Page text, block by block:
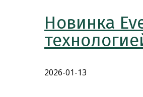
Новинка
2026-01-13